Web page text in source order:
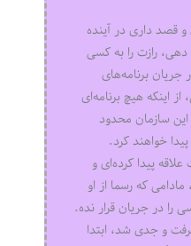
و قصد داری در آینده
رازت را به کسی
جریان برنامه‌های
اینکه هیچ برنامه‌ای
این سازمان محدود
خواهند کرد.
پیدا کرده‌ای و
که رسما از او
را در جریان قرار نده.
و جدی شد، ابتدا